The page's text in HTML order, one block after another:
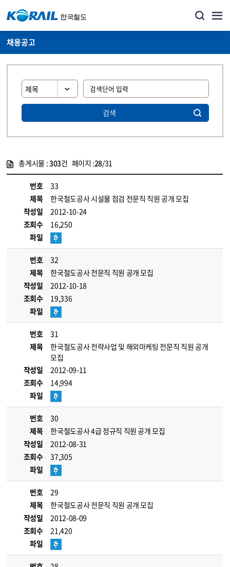
채용공고
검색
총게시물 :303건 페이지 :28/31
번호
33
제목
한국철도공사 시설물 점검 전문직 직원 공개 모집
작성일
2012-10-24
조회수
16,250
파일
번호
32
제목
한국철도공사 전문직 직원 공개 모집
작성일
2012-10-18
조회수
19,336
파일
번호
31
제목
한국철도공사 전략사업 및 해외마케팅 전문직 직원 공개
모집
작성일
2012-09-11
조회수
14,994
파일
번호
30
제목
한국철도공사 4급 정규직 직원 공개 모집
작성일
2012-08-31
조회수
37,305
파일
번호
29
제목
한국철도공사 전문직 직원 공개 모집
작성일
2012-08-09
조회수
21,420
파일